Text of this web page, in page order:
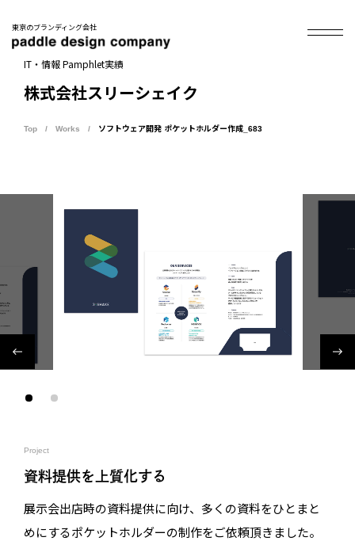
東京のブランディング会社
IT・情報 Pamphlet実績
株式会社スリーシェイク
Top Works ソフトウェア開発 ポケットホルダー作成_683
Project
資料提供を上質化する
展示会出店時の資料提供に向け、多くの資料をひとまと
めにするポケットホルダーの制作をご依頼頂きました。